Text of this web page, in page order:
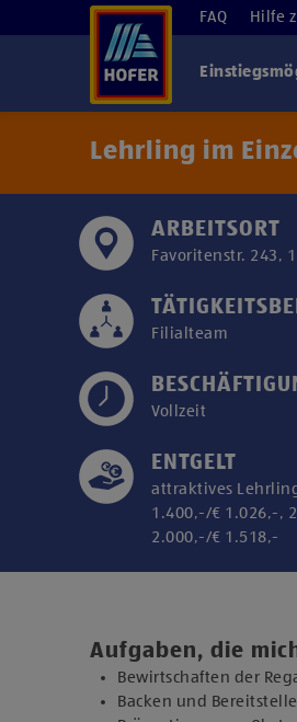
FAQ Hilfe
Lehrling im
ARBEITSORT
Favoritenstr. 243,
Filialteam
Vollzeit
ENTGELT
attraktives
1.400,-/€ 1.026,-,
2.000,-/€ 1.518,-
Aufgaben, die
Bewirtschaften der
Backen und